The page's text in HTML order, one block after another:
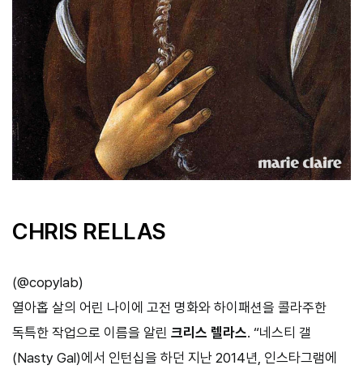
CHRIS RELLAS
(@copylab)
열아홉 살의 어린 나이에 고전 명화와 하이패션을 콜라주한
독특한 작업으로 이름을 알린 크리스 렐라스. “네스티 갤
(Nasty Gal)에서 인턴십을 하던 지난 2014년, 인스타그램에